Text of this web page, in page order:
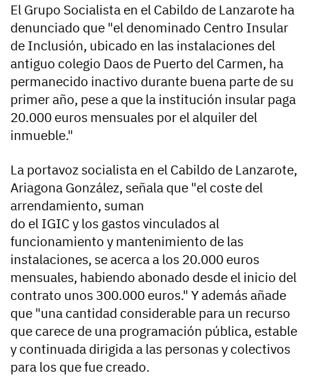
El Grupo Socialista en el Cabildo de Lanzarote ha
denunciado que "el denominado Centro Insular
de Inclusión, ubicado en las instalaciones del
antiguo colegio Daos de Puerto del Carmen, ha
permanecido inactivo durante buena parte de su
primer año, pese a que la institución insular paga
20.000 euros mensuales por el alquiler del
inmueble."
La portavoz socialista en el Cabildo de Lanzarote,
Ariagona González, señala que "el coste del
arrendamiento, suman
do el IGIC y los gastos vinculados al
funcionamiento y mantenimiento de las
instalaciones, se acerca a los 20.000 euros
mensuales, habiendo abonado desde el inicio del
contrato unos 300.000 euros." Y además añade
que "una cantidad considerable para un recurso
que carece de una programación pública, estable
y continuada dirigida a las personas y colectivos
para los que fue creado.